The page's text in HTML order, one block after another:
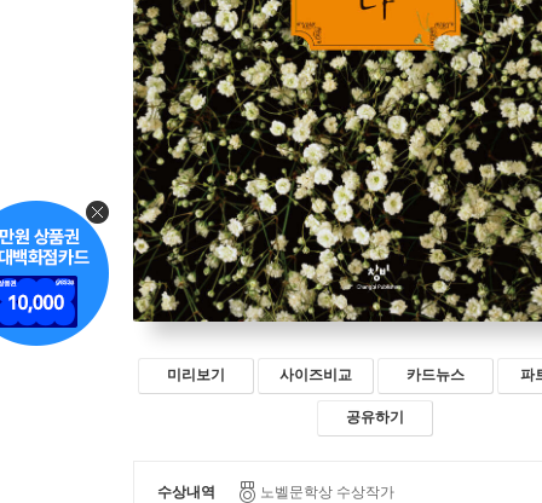
미리보기 사이즈비교 카드뉴스 파
공유하기
수상내역 노벨문학상 수상작가